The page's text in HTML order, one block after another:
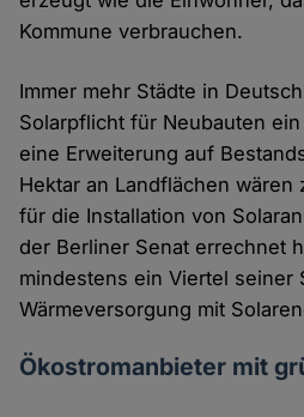
Kommune verbrauchen.
Immer mehr Städte in
Solarpflicht für Neubauten
eine Erweiterung auf
Hektar an Landflächen wären
für die Installation von
der Berliner Senat errechnet
mindestens ein Viertel seiner
Wärmeversorgung mit
Ökostromanbieter mit